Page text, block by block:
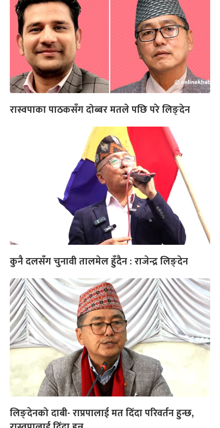
रास्वपाका पाठकसँग दोब्बर मतले पछि परे लिङ्देन
कुनै दलसँग चुनावी तालमेल हुँदैन : राजेन्द्र लिङ्देन
लिङ्देनको दाबी- राप्रपालाई मत दिँदा परिवर्तन हुन्छ,